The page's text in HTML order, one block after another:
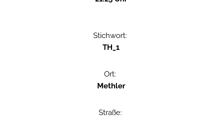
Stichwort:
TH_1
Ort:
Methler
Straße: